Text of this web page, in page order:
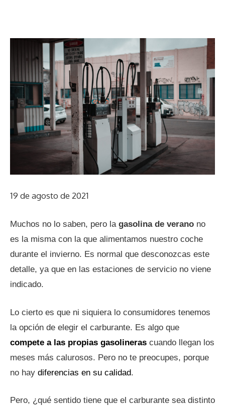
19 de agosto de 2021
Muchos no lo saben, pero la gasolina de verano no
es la misma con la que alimentamos nuestro coche
durante el invierno. Es normal que desconozcas este
detalle, ya que en las estaciones de servicio no viene
indicado.
Lo cierto es que ni siquiera lo consumidores tenemos
la opción de elegir el carburante. Es algo que
compete a las propias gasolineras cuando llegan los
meses más calurosos. Pero no te preocupes, porque
no hay diferencias en su calidad.
Pero, ¿qué sentido tiene que el carburante sea distinto